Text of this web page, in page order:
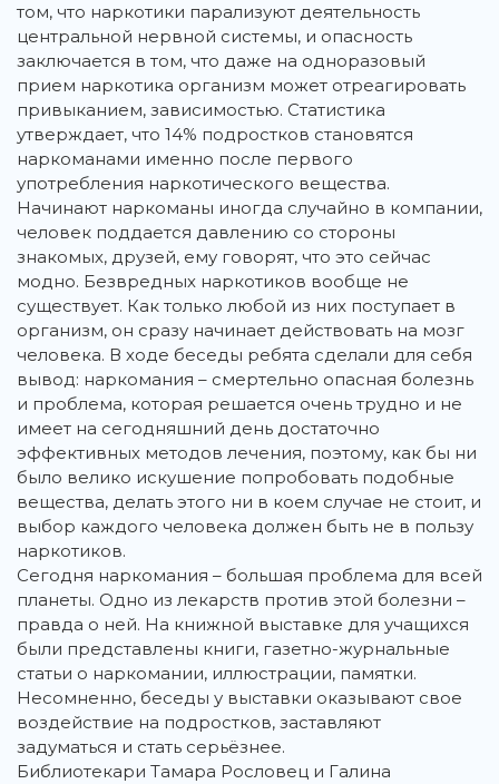
том, что наркотики парализуют деятельность
центральной нервной системы, и опасность
заключается в том, что даже на одноразовый
прием наркотика организм может отреагировать
привыканием, зависимостью. Статистика
утверждает, что 14% подростков становятся
наркоманами именно после первого
употребления наркотического вещества.
Начинают наркоманы иногда случайно в компании,
человек поддается давлению со стороны
знакомых, друзей, ему говорят, что это сейчас
модно. Безвредных наркотиков вообще не
существует. Как только любой из них поступает в
организм, он сразу начинает действовать на мозг
человека. В ходе беседы ребята сделали для себя
вывод: наркомания – смертельно опасная болезнь
и проблема, которая решается очень трудно и не
имеет на сегодняшний день достаточно
эффективных методов лечения, поэтому, как бы ни
было велико искушение попробовать подобные
вещества, делать этого ни в коем случае не стоит, и
выбор каждого человека должен быть не в пользу
наркотиков.
Сегодня наркомания – большая проблема для всей
планеты. Одно из лекарств против этой болезни –
правда о ней. На книжной выставке для учащихся
были представлены книги, газетно-журнальные
статьи о наркомании, иллюстрации, памятки.
Несомненно, беседы у выставки оказывают свое
воздействие на подростков, заставляют
задуматься и стать серьёзнее.
Библиотекари Тамара Рословец и Галина